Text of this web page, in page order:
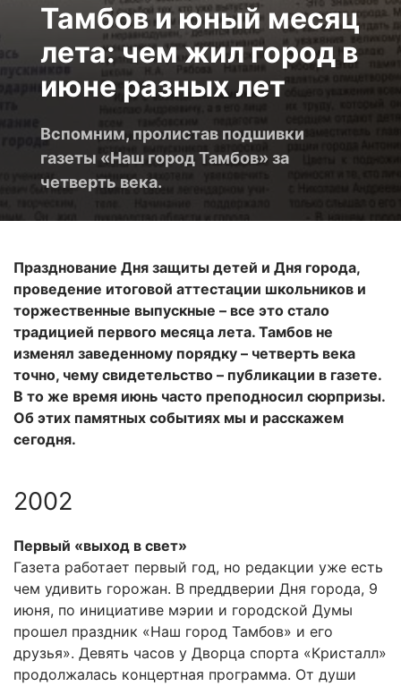
Тамбов и юный месяц
лета: чем жил город в
июне разных лет
Вспомним, пролистав подшивки
газеты «Наш город Тамбов» за
четверть века.
Празднование Дня защиты детей и Дня города,
проведение итоговой аттестации школьников и
торжественные выпускные – все это стало
традицией первого месяца лета. Тамбов не
изменял заведенному порядку – четверть века
точно, чему свидетельство – публикации в газете.
В то же время июнь часто преподносил сюрпризы.
Об этих памятных событиях мы и расскажем
сегодня.
2002
Первый «выход в свет»
Газета работает первый год, но редакции уже есть
чем удивить горожан. В преддверии Дня города, 9
июня, по инициативе мэрии и городской Думы
прошел праздник «Наш город Тамбов» и его
друзья». Девять часов у Дворца спорта «Кристалл»
продолжалась концертная программа. От души